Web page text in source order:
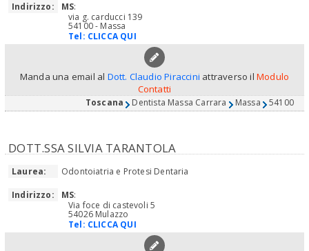
Indirizzo:
MS:
via g. carducci 139
54100 - Massa
Tel: CLICCA QUI
Manda una email al Dott. Claudio Piraccini attraverso ilModulo
Contatti
Toscana Dentista Massa Carrara Massa 54100
DOTT.SSA SILVIA TARANTOLA
Laurea:
Odontoiatria e Protesi Dentaria
Indirizzo:
MS:
Via foce di castevoli 5
54026 Mulazzo
Tel: CLICCA QUI